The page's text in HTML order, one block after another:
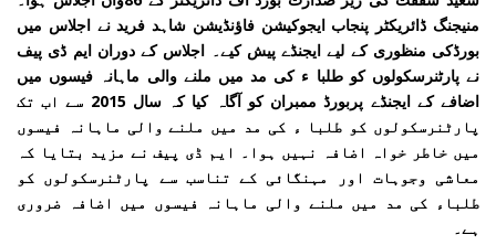
منیجنگ ڈائریکٹر پنجاب ایجوکیشن فاؤنڈیشن شاہد فرید نے اجلاس میں
بورڈکی منظوری کے لیے ایجنڈے پیش کیے۔ اجلاس کے دوران ایم ڈی پیف
نے پارٹنرسکولوں کو طلبا ء کی مد میں ملنے والی ماہانہ فیسوں میں
اضافے کے ایجنڈے پربورڈ ممبران کو آگاہ کیا کہ سال 2015 سے اب تک
پارٹنرسکولوں کو طلبا ء کی مد میں ملنے والی ماہانہ فیسوں
میں خاطر خواہ اضافہ نہیں ہوا۔ ایم ڈی پیف نے مزید بتایا کہ
معاشی وجوہات اور مہنگائی کے تناسب سے پارٹنرسکولوں کو
طلباء کی مد میں ملنے والی ماہانہ فیسوں میں اضافہ ضروری
ہے۔